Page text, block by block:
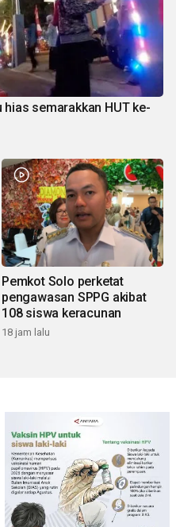
semarakkan HUT ke-
Pemkot Solo perketat
pengawasan SPPG akibat
108 siswa keracunan
18 jam lalu